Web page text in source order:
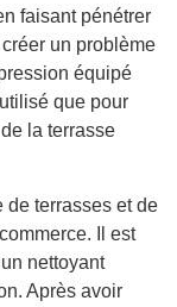
faisant pénétrer
un problème
équipé
que pour
la terrasse
de terrasses et de
Il est
nettoyant
Après avoir